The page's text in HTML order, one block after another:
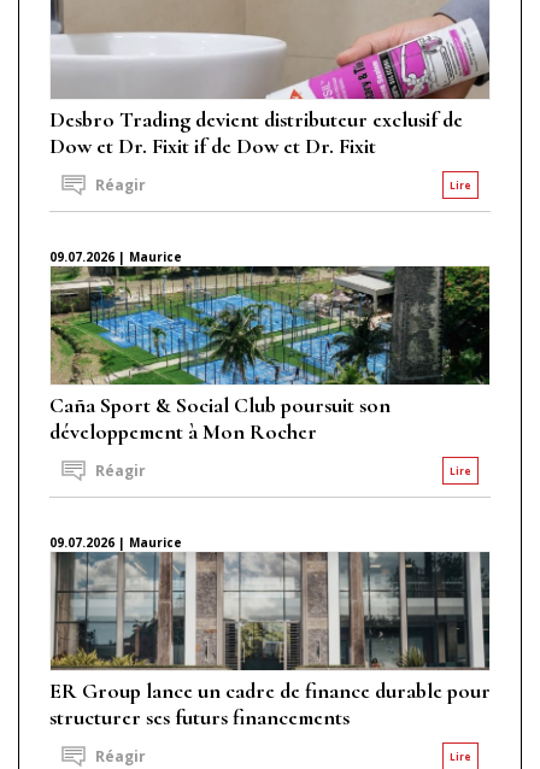
Desbro Trading devient distributeur exclusif de
Dow et Dr. Fixit if de Dow et Dr. Fixit
Lire
Réagir
09.07.2026 | Maurice
Caña Sport & Social Club poursuit son
développement à Mon Rocher
Lire
Réagir
09.07.2026 | Maurice
ER Group lance un cadre de finance durable pour
structurer ses futurs financements
Lire
Réagir